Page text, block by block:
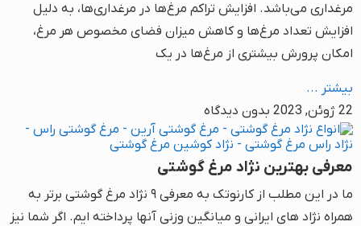
مرغداری می‌باشد. افزایش تراکم مرغ‌ها در مرغداری‌ها، به دلیل
افزایش تعداد مرغ‌ها و کاهش میزان فضای مخصوص هر مرغ،
امکان پرورش بیشتری از مرغ‌ها در یک
بیشتر ...
22 ژوئن, 2023
بدون دیدگاه
معرفی بهترین نژاد مرغ گوشتی
ما در این مطلب از کارنوتک به معرفی ۹ نژاد مرغ گوشتی برتر به
همراه نژاد های ایرانی و میانگین وزنی آنها پرداخته ایم. اگر شما نیز